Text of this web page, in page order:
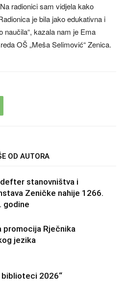
radionici sam vidjela kako
je bila jako edukativna i
kazala nam je Ema
OŠ „Meša Selimović“ Zenica.
OD AUTORA
stanovništva i
Zeničke nahije 1266.
godine
promocija Rječnika
jezika
biblioteci 2026“